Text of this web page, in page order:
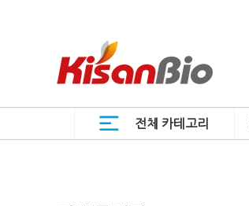
전체 카테고리